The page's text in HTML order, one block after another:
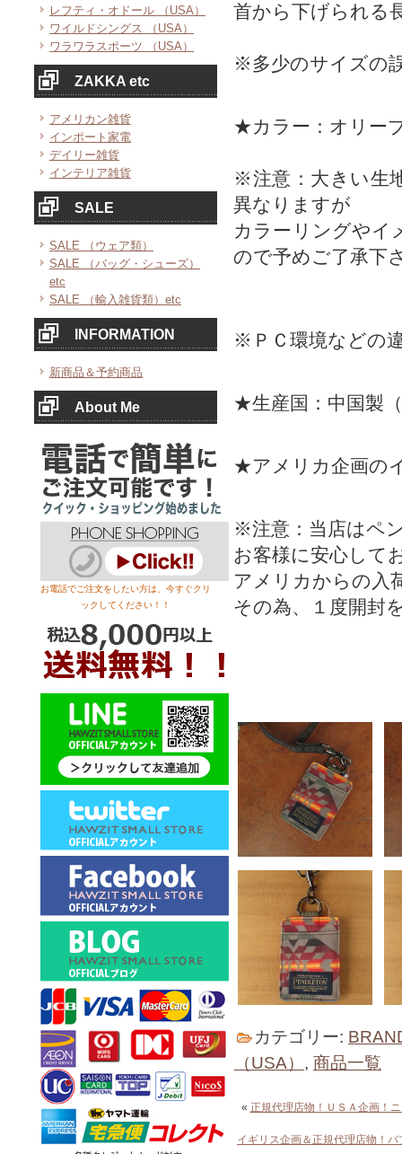
レフティ・オドール （USA）
ワイルドシングス （USA）
ワラワラスポーツ （USA）
ZAKKA etc
アメリカン雑貨
インポート家電
デイリー雑貨
インテリア雑貨
SALE
SALE （ウェア類）
SALE （バッグ・シューズ）
etc
SALE （輸入雑貨類）etc
INFORMATION
新商品＆予約商品
About Me
お電話でご注文をしたい方は、今すぐクリ
ックしてください！！
首から下げられる
※多少のサイズの
★カラー：オリー
※注意：大きい生
異なりますが
カラーリングやイ
ので予めご了承下
※ＰＣ環境などの
★生産国：中国製
★アメリカ企画の
※注意：当店はペ
お客様に安心して
アメリカからの入
その為、１度開封
カテゴリー:
（USA） , 商品一覧
« 正規代理店物！ＵＳＡ企画！
イギリス企画＆正規代理店物！